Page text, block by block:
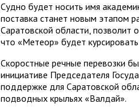
Судно будет носить имя
поставка станет новым этапом
Саратовской области, позволит
что «Метеор» будет
Скоростные речные перевозки
инициативе Председателя
поддержке для Саратовской
подводных крыльях «Валдай».